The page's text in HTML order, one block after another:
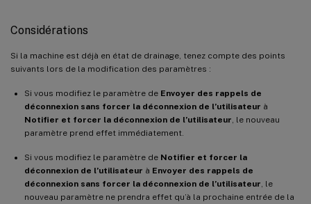
Considérations
Si la machine est déjà en état de drainage, tenez compte des points
suivants lors de la modification des paramètres :
Si vous modifiez le paramètre de Envoyer des rappels de
déconnexion sans forcer la déconnexion de l’utilisateur à
Notifier et forcer la déconnexion de l’utilisateur , le nouveau
paramètre prend effet immédiatement.
Si vous modifiez le paramètre de Notifier et forcer la
déconnexion de l’utilisateur à Envoyer des rappels de
déconnexion sans forcer la déconnexion de l’utilisateur , le
nouveau paramètre ne prendra effet qu’à la prochaine entrée de la